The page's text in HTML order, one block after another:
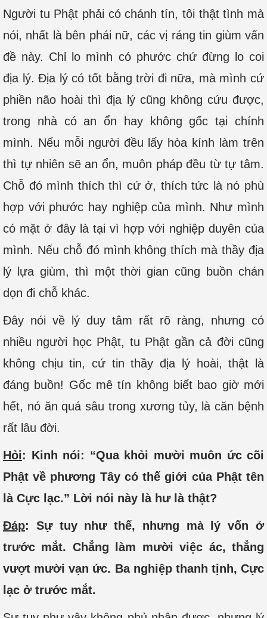
Người tu Phật phải có chánh tín, tôi thật tình mà
nói, nhất là bên phái nữ, các vị ráng tin giùm vấn
đề này. Chỉ lo mình có phước chứ đừng lo coi
địa lý. Địa lý có tốt bằng trời đi nữa, mà mình cứ
phiền não hoài thì địa lý cũng không cứu được,
trong nhà có an ổn hay không gốc tại chính
mình. Nếu mỗi người đều lấy hòa kính làm trên
thì tự nhiên sẽ an ổn, muôn pháp đều từ tự tâm.
Chỗ đó mình thích thì cứ ở, thích tức là nó phù
hợp với phước hay nghiệp của mình. Như mình
có mặt ở đây là tại vì hợp với nghiệp duyên của
mình. Nếu chỗ đó mình không thích mà thầy địa
lý lựa giùm, thì một thời gian cũng buồn chán
dọn đi chỗ khác.
Đây nói về lý duy tâm rất rõ ràng, nhưng có
nhiều người học Phật, tu Phật gần cả đời cũng
không chịu tin, cứ tin thầy địa lý hoài, thật là
đáng buồn! Gốc mê tín không biết bao giờ mới
hết, nó ăn quá sâu trong xương tủy, là căn bệnh
rất lâu đời.
Hỏi: Kinh nói: “Qua khỏi mười muôn ức cõi
Phật về phương Tây có thế giới của Phật tên
là Cực lạc.” Lời nói này là hư là thật?
Đáp: Sự tuy như thế, nhưng mà lý vốn ở
trước mắt. Chẳng làm mười việc ác, thẳng
vượt mười vạn ức. Ba nghiệp thanh tịnh, Cực
lạc ở trước mắt.